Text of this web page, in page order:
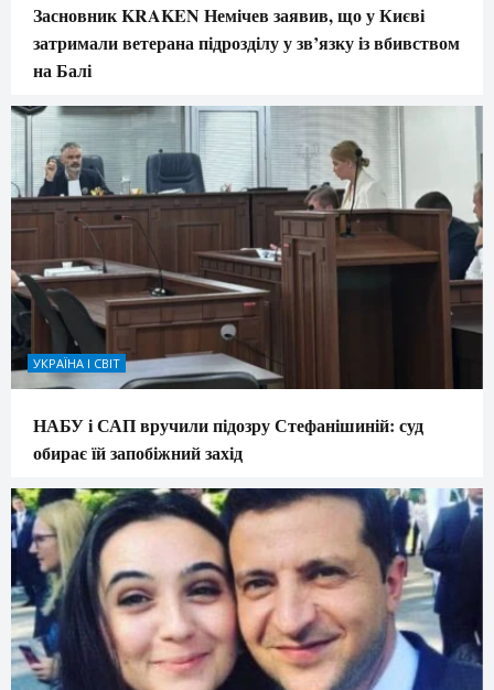
Засновник KRAKEN Немічев заявив, що у Києві
затримали ветерана підрозділу у зв’язку із вбивством
на Балі
УКРАЇНА І СВІТ
НАБУ і САП вручили підозру Стефанішиній: суд
обирає їй запобіжний захід